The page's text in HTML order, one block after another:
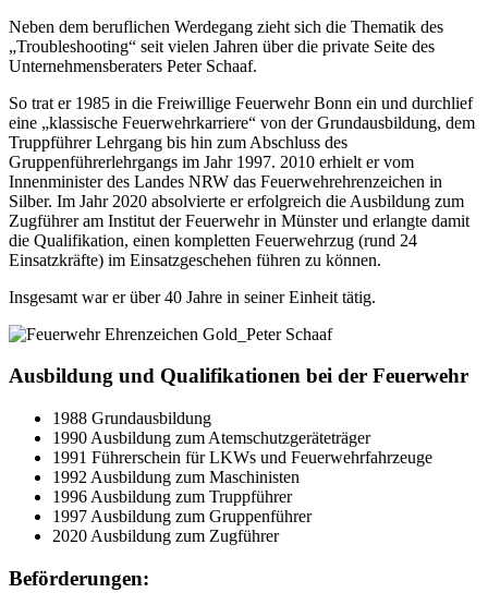
Neben dem beruflichen Werdegang zieht sich die Thematik des
„Troubleshooting“ seit vielen Jahren über die private Seite des
Unternehmensberaters Peter Schaaf.
So trat er 1985 in die Freiwillige Feuerwehr Bonn ein und durchlief
eine „klassische Feuerwehrkarriere“ von der Grundausbildung, dem
Truppführer Lehrgang bis hin zum Abschluss des
Gruppenführerlehrgangs im Jahr 1997. 2010 erhielt er vom
Innenminister des Landes NRW das Feuerwehrehrenzeichen in
Silber. Im Jahr 2020 absolvierte er erfolgreich die Ausbildung zum
Zugführer am Institut der Feuerwehr in Münster und erlangte damit
die Qualifikation, einen kompletten Feuerwehrzug (rund 24
Einsatzkräfte) im Einsatzgeschehen führen zu können.
Insgesamt war er über 40 Jahre in seiner Einheit tätig.
Ausbildung und Qualifikationen bei der Feuerwehr
1988 Grundausbildung
1990 Ausbildung zum Atemschutzgeräteträger
1991 Führerschein für LKWs und Feuerwehrfahrzeuge
1992 Ausbildung zum Maschinisten
1996 Ausbildung zum Truppführer
1997 Ausbildung zum Gruppenführer
2020 Ausbildung zum Zugführer
Beförderungen: